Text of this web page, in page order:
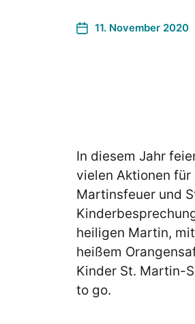
11. November 2020
In diesem Jahr
vielen Aktionen für
Martinsfeuer und
heiligen Martin,
heißem
Kinder St. Martin-
to go.